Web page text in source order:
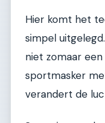
Hier komt het
simpel
niet zomaar
sportmasker
verandert de